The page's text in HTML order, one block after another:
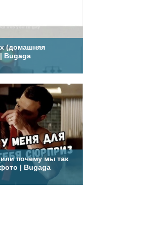
(домашняя
Bugaga
почему мы так
| Bugaga